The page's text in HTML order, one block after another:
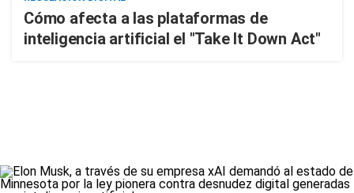
Cómo afecta a las plataformas de
inteligencia artificial el "Take It Down Act"